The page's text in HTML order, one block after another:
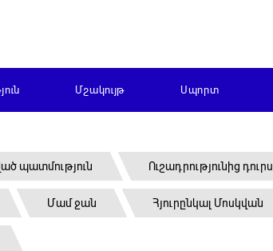
Մշակույթ Սպորտ
պատմություն Ուշադրությունից դուրս
Մամ ջան Հյուրընկալ Մոսկվան